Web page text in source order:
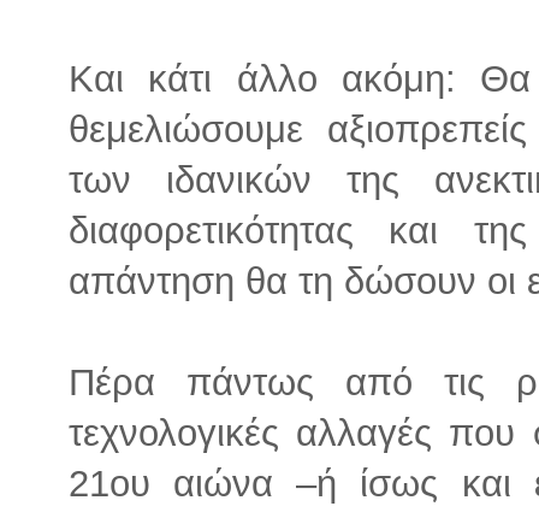
Και κάτι άλλο ακόμη:
θεμελιώσουμε
των ιδανικών της
διαφορετικότητας και
απάντηση θα τη δώσουν οι
Πέρα πάντως από τις
τεχνολογικές αλλαγές
21ου αιώνα –ή ίσως και